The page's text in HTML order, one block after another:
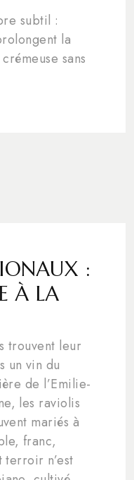
subtil :
la
sans
:
À LA
trouvent leur
un vin du
de l’Emilie-
les raviolis
mariés à
franc,
terroir n’est